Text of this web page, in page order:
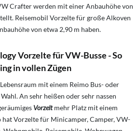
Crafter werden mit einer Anbauhöhe von
Reisemobil Vorzelte für große Alkoven
von etwa 2,90 m haben.
Vorzelte für VW-Busse - So
in vollen Zügen
mit einem Reimo Bus- oder
An sehr heißen oder sehr nassen
Vorzeltmehr Platz mit einem
hat Vorzelte für Minicamper, Camper, VW-